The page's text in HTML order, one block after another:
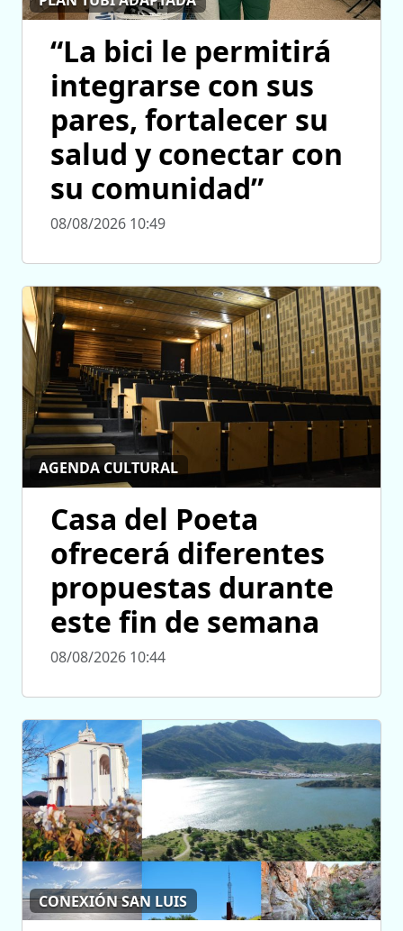
“La bici le permitirá
integrarse con sus
pares, fortalecer su
salud y conectar con
su comunidad”
08/08/2026 10:49
AGENDA CULTURAL
Casa del Poeta
ofrecerá diferentes
propuestas durante
este fin de semana
08/08/2026 10:44
CONEXIÓN SAN LUIS